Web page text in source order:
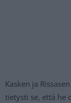
Kasken ja
tietysti se, että he